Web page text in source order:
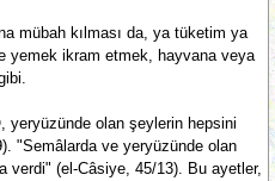
mübah kılması da, ya tüketim ya
yemek ikram etmek, hayvana veya
yeryüzünde olan şeylerin hepsini
"Semâlarda ve yeryüzünde olan
verdi" (el-Câsiye, 45/13). Bu ayetler,